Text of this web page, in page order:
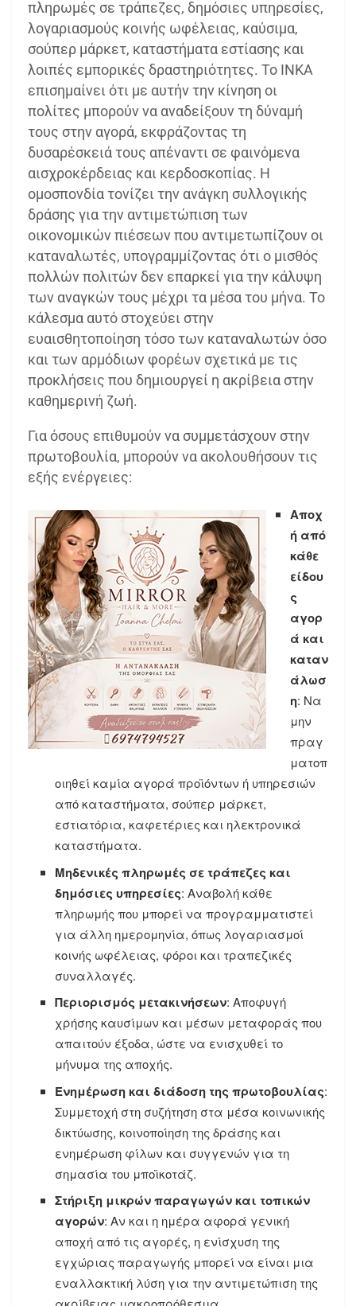
πληρωμές σε τράπεζες, δημόσιες υπηρεσίες,
λογαριασμούς κοινής ωφέλειας, καύσιμα,
σούπερ μάρκετ, καταστήματα εστίασης και
λοιπές εμπορικές δραστηριότητες. Το ΙΝΚΑ
επισημαίνει ότι με αυτήν την κίνηση οι
πολίτες μπορούν να αναδείξουν τη δύναμή
τους στην αγορά, εκφράζοντας τη
δυσαρέσκειά τους απέναντι σε φαινόμενα
αισχροκέρδειας και κερδοσκοπίας. Η
ομοσπονδία τονίζει την ανάγκη συλλογικής
δράσης για την αντιμετώπιση των
οικονομικών πιέσεων που αντιμετωπίζουν οι
καταναλωτές, υπογραμμίζοντας ότι ο μισθός
πολλών πολιτών δεν επαρκεί για την κάλυψη
των αναγκών τους μέχρι τα μέσα του μήνα. Το
κάλεσμα αυτό στοχεύει στην
ευαισθητοποίηση τόσο των καταναλωτών όσο
και των αρμόδιων φορέων σχετικά με τις
προκλήσεις που δημιουργεί η ακρίβεια στην
καθημερινή ζωή.
Για όσους επιθυμούν να συμμετάσχουν στην
πρωτοβουλία, μπορούν να ακολουθήσουν τις
εξής ενέργειες:
Αποχ
ή από
κάθε
είδου
ς
αγορ
ά και
καταν
άλωσ
η: Να
μην
πραγ
ματοπ
οιηθεί καμία αγορά προϊόντων ή υπηρεσιών
από καταστήματα, σούπερ μάρκετ,
εστιατόρια, καφετέριες και ηλεκτρονικά
καταστήματα.
Μηδενικές πληρωμές σε τράπεζες και
δημόσιες υπηρεσίες: Αναβολή κάθε
πληρωμής που μπορεί να προγραμματιστεί
για άλλη ημερομηνία, όπως λογαριασμοί
κοινής ωφέλειας, φόροι και τραπεζικές
συναλλαγές.
Περιορισμός μετακινήσεων: Αποφυγή
χρήσης καυσίμων και μέσων μεταφοράς που
απαιτούν έξοδα, ώστε να ενισχυθεί το
μήνυμα της αποχής.
Ενημέρωση και διάδοση της πρωτοβουλίας:
Συμμετοχή στη συζήτηση στα μέσα κοινωνικής
δικτύωσης, κοινοποίηση της δράσης και
ενημέρωση φίλων και συγγενών για τη
σημασία του μποϊκοτάζ.
Στήριξη μικρών παραγωγών και τοπικών
αγορών: Αν και η ημέρα αφορά γενική
αποχή από τις αγορές, η ενίσχυση της
εγχώριας παραγωγής μπορεί να είναι μια
εναλλακτική λύση για την αντιμετώπιση της